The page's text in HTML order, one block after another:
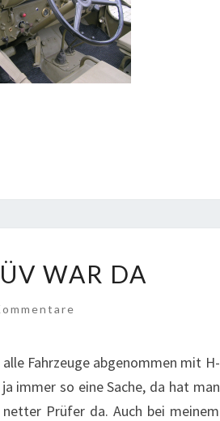
WAR DA
Fahrzeuge abgenommen mit H-
immer so eine Sache, da hat man
Prüfer da. Auch bei meinem